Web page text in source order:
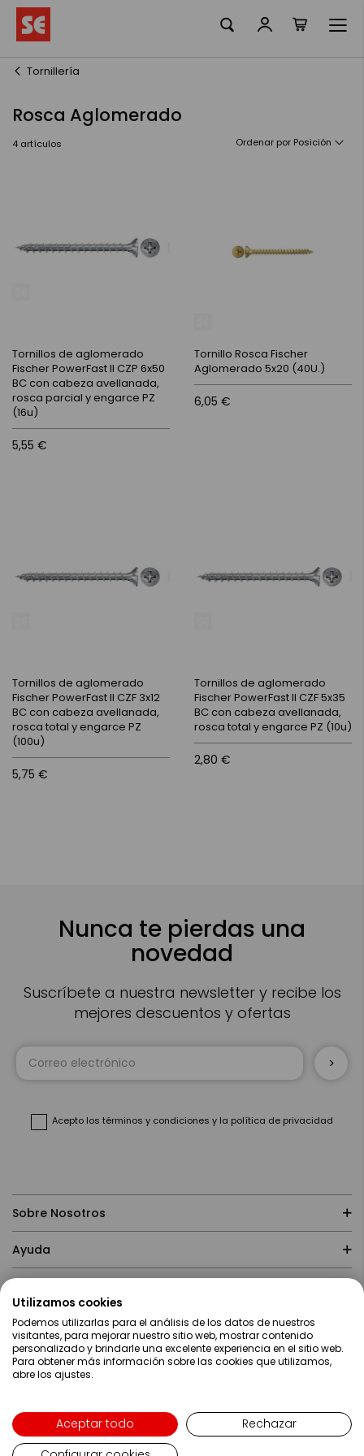
contenido
Tornillería
Rosca Aglomerado
4 artículos Ordenar por
Tornillos de aglomerado
Fischer PowerFast II CZP 6x50
BC con cabeza avellanada,
rosca parcial y engarce PZ
(16u)
5,55 €
Tornillo Rosca Fischer
Aglomerado 5x20 (40U.)
6,05 €
Tornillos de aglomerado
Fischer PowerFast II CZF 3x12
BC con cabeza avellanada,
rosca total y engarce PZ
(100u)
5,75 €
Tornillos de aglomerado
Fischer PowerFast II CZF 5x35
BC con cabeza avellanada,
rosca total y engarce PZ (10u)
2,80 €
Nunca te pierdas una
novedad
Suscríbete a nuestra newsletter y recibe los
mejores descuentos y ofertas
Acepto los términos y condiciones y la política de privacidad
Sobre Nosotros
Ayuda
Contacto
Utilizamos cookies
Podemos utilizarlas para el análisis de los datos de nuestros
visitantes, para mejorar nuestro sitio web, mostrar contenido
personalizado y brindarle una excelente experiencia en el sitio web.
Para obtener más información sobre las cookies que utilizamos,
abre los ajustes.
Aceptar todo
Rechazar